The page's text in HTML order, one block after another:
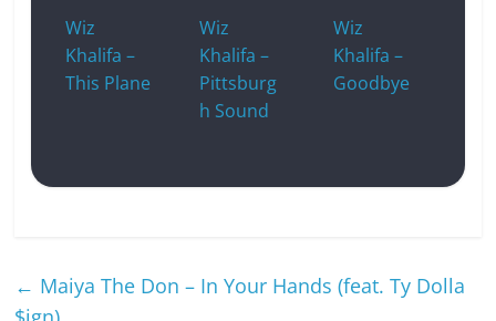
Wiz
Khalifa –
This Plane
Wiz
Khalifa –
Pittsburg
h Sound
Wiz
Khalifa –
Goodbye
← Maiya The Don – In Your Hands (feat. Ty Dolla